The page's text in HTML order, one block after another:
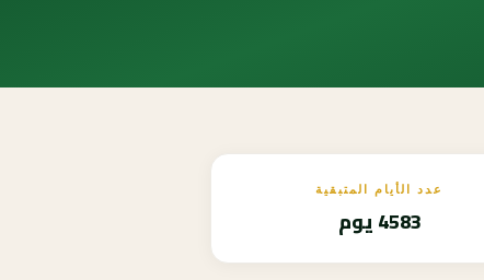
عدد الأيام المتبقية
4583 يوم